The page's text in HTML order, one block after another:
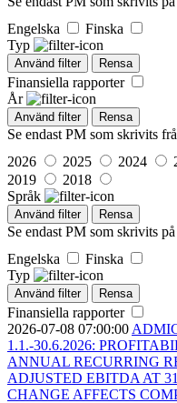
Engelska
Finska
Typ
Använd filter Rensa
Finansiella rapporter
År
Använd filter Rensa
Se endast PM som skrivits
2026
2025 2024
2019
2018
Språk
Använd filter Rensa
Se endast PM som skrivits
Engelska
Finska
Typ
Använd filter Rensa
Finansiella rapporter
2026-07-08 07:00:00
1.1.-30.6.2026:
ANNUAL RECURRING
ADJUSTED EBITDA AT
CHANGE AFFECTS